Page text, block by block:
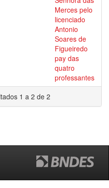
Merces pelo
licenciado
Antonio
Soares de
Figueiredo
pay das
quatro
professantes
1 a 2 de 2